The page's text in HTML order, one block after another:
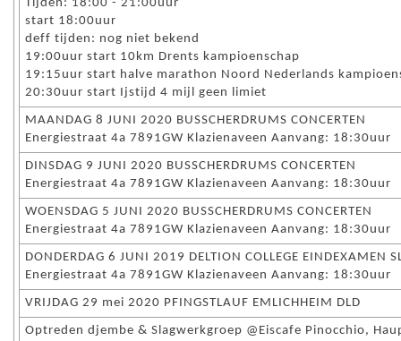
Tijden: 18:00 - 21:00uur
start 18:00uur
deff tijden: nog niet bekend
19:00uur start 10km Drents kampioenschap
19:15uur start halve marathon Noord Nederlands
20:30uur start Ijstijd 4 mijl geen limiet
MAANDAG 8 JUNI 2020 BUSSCHERDRUMS CONCERTEN
Energiestraat 4a 7891GW Klazienaveen Aanvang: 18:30uur
DINSDAG 9 JUNI 2020 BUSSCHERDRUMS CONCERTEN
Energiestraat 4a 7891GW Klazienaveen Aanvang: 18:30uur
WOENSDAG 5 JUNI 2020 BUSSCHERDRUMS CONCERTEN
Energiestraat 4a 7891GW Klazienaveen Aanvang: 18:30uur
DONDERDAG 6 JUNI 2019 DELTION COLLEGE EINDEXAMEN
Energiestraat 4a 7891GW Klazienaveen Aanvang: 18:30uur
VRIJDAG 29 mei 2020 PFINGSTLAUF EMLICHHEIM DLD
Optreden djembe & Slagwerkgroep @Eiscafe Pinocchio,